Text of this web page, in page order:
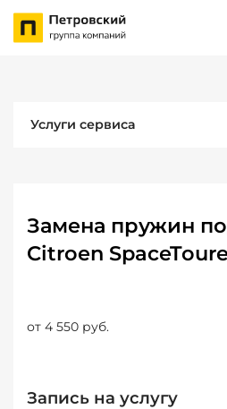
Услуги сервиса
Замена пружин
Citroen
от 4 550 руб.
Запись на услугу